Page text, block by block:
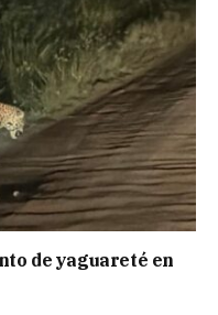
de yaguareté en